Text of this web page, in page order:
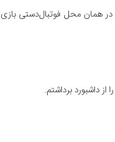
هر شب و در همان محل فوتبال‌دستی بازی
داشبورد برداشتم.